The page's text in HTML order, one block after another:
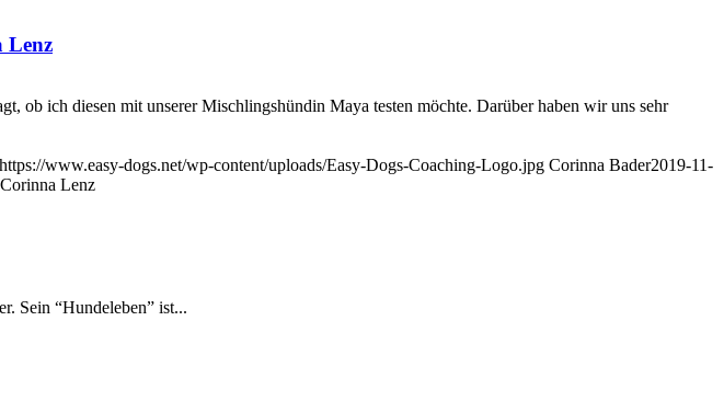
Lenz
ich diesen mit unserer Mischlingshündin Maya testen möchte. Darüber haben wir uns sehr
https://www.easy-dogs.net/wp-content/uploads/Easy-Dogs-Coaching-Logo.jpg Corinna Bader2019-11-
Lenz
Sein “Hundeleben” ist...